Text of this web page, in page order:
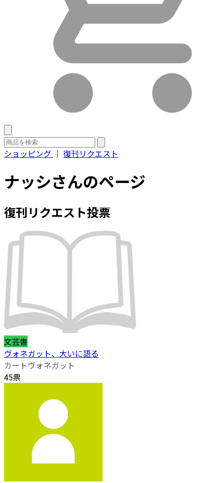
ショッピング ｜ 復刊リクエスト
ナッシさんのページ
復刊リクエスト投票
文芸書
ヴォネガット、大いに語る
カートヴォネガット
45票